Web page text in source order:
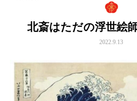
北斎はただの浮世絵
2022.9.13